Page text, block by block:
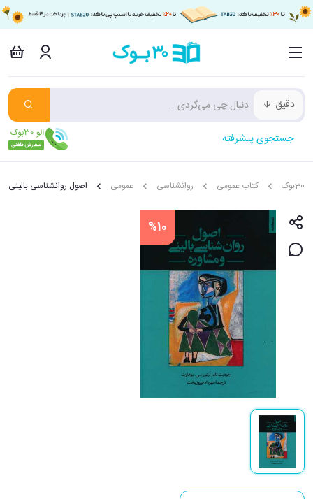
دقیق
جستجوی پیشرفته
30بوک کتاب عمومی روانشناسی عمومی اصول روانشناسی بالینی
%10